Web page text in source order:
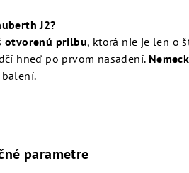
J2?
otvorenú prilbu, ktorá nie je len o
hneď po prvom nasadení.
parametre